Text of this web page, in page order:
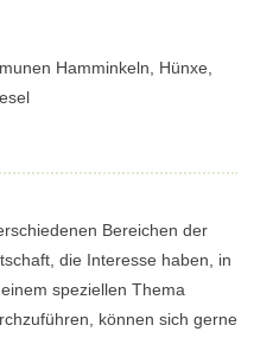
Hamminkeln, Hünxe,
Bereichen der
die Interesse haben, in
speziellen Thema
können sich gerne